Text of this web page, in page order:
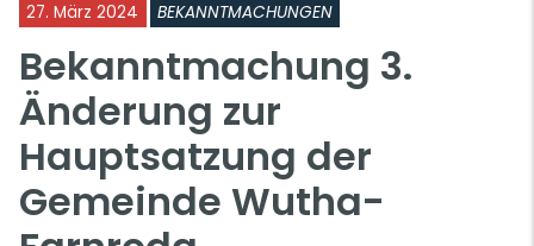
27. März 2024 BEKANNTMACHUNGEN
Bekanntmachung 3.
Änderung zur
Hauptsatzung der
Gemeinde Wutha-